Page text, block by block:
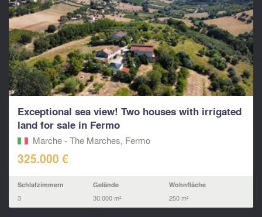
Exceptional sea view! Two houses with irrigated
land for sale in Fermo
Marche - The Marches, Fermo‎
325.000 €
Schlafzimmern
3
Gelände
30.000 m²
Wohnfläche
250 m²